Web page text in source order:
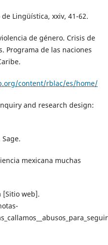
Lingüística, xxiv, 41-62.
de género. Crisis de
Programa de las naciones
content/rblac/es/home/
and research design:
mexicana muchas
[Sitio web].